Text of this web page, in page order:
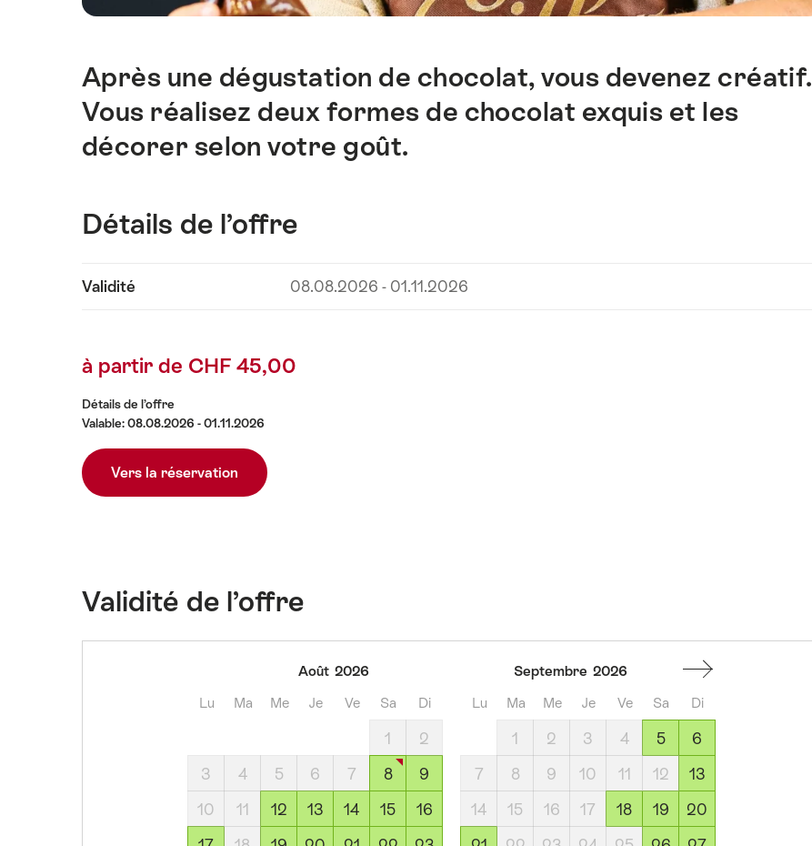
Introduction
Après une dégustation de chocolat, vous devenez créatif.
Vous réalisez deux formes de chocolat exquis et les
décorer selon votre goût.
Détails de l’offre
de
Validité 08.08.2026 - 01.11.2026
à partir de CHF 45,00
Détails de l’offre
Valable: 08.08.2026 - 01.11.2026
Vers la réservation
Validité de l’offre
Août 2026
Lu Ma Me Je Ve Sa Di
1
2
3
4 5 6 7 8
9
10
11 12 13 14 15
16
Septembre 2026
Lu Ma Me Je Ve Sa Di
1 2 3 4 5
6
7
8 9 10 11 12
13
14
15 16 17 18 19
20